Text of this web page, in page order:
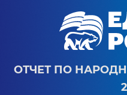
ОТЧЕТ ПО